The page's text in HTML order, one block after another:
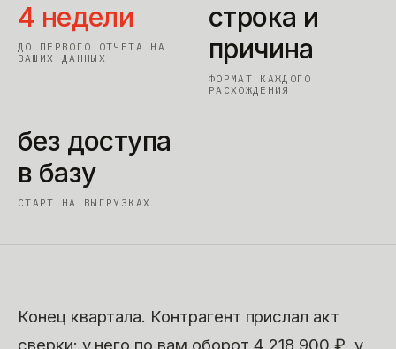
4 недели
ДО ПЕРВОГО ОТЧЕТА НА
ВАШИХ ДАННЫХ
строка и
причина
ФОРМАТ КАЖДОГО
РАСХОЖДЕНИЯ
без доступа
в базу
СТАРТ НА ВЫГРУЗКАХ
Конец квартала. Контрагент прислал акт
сверки: у него по вам оборот 4 218 900 ₽, у